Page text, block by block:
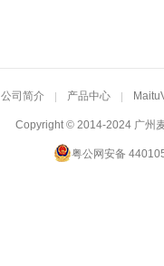
公司简介 产品中心
Copyright © 2014-2024 广州
粤公网安备